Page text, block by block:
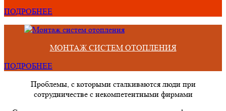
ПОДРОБНЕЕ
МОНТАЖ СИСТЕМ ОТОПЛЕНИЯ
ПОДРОБНЕЕ
Проблемы, с которыми сталкиваются люди при
сотрудничестве с некомпетентными фирмами